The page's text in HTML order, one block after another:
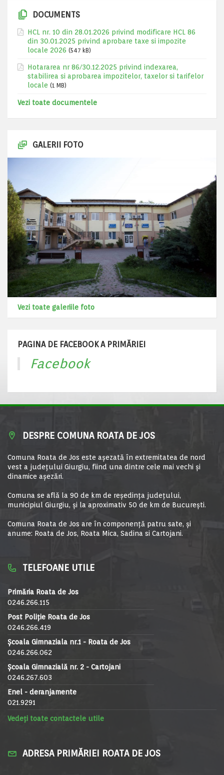
DOCUMENTS
HCL nr. 10 din 28.01.2026 privind modificare HCL 86
din 30.01.2025 privind aprobare taxe si impozite
locale 2026 (547 kB)
Hotararea nr 86/30.12.2025 privind indexarea,
stabilirea si aprobarea impozitelor, taxelor si tarifelor
locale (1 MB)
Vezi toate documentele
GALERII FOTO
Vezi toate galeriile foto
PAGINA DE FACEBOOK A PRIMĂRIEI
Facebook
DESPRE COMUNA ROATA DE JOS
Comuna Roata de Jos este aşezată în extremitatea de nord
vest a judeţului Giurgiu, fiind una dintre cele mai vechi şi
dinamice aşezări.
Comuna se află la 90 de km de reşedinţa judeţului,
municipiul Giurgiu, şi la aproximativ 50 de km de Bucureşti.
Comuna Roata de Jos are în componență patru sate, și
anume: Roata de Jos, Roata Mica, Sadina si Cartojani.
TELEFOANE UTILE
Primăria Roata de Jos
0246.266.115
Post Poliție Roata de Jos
0246.266.419
Școala Gimnaziala nr.1 - Roata de Jos
0246.266.062
Școala Gimnazială nr. 2 - Cartojani
0246.267.603
Enel - deranjamente
021.9291
Vedeți toate contactele utile
ADRESA PRIMĂRIEI ROATA DE JOS